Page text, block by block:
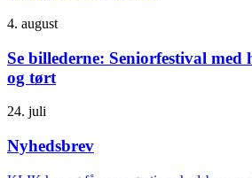
4. august
Se billederne: Seniorfestival
og tørt
24. juli
Nyhedsbrev